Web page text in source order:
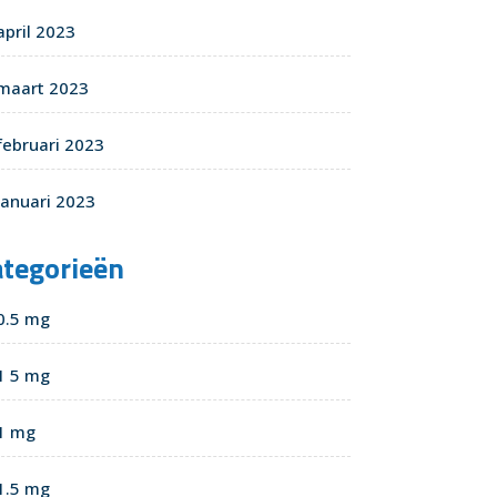
2023
2023
2023
2023
mg
5 mg
mg
mg